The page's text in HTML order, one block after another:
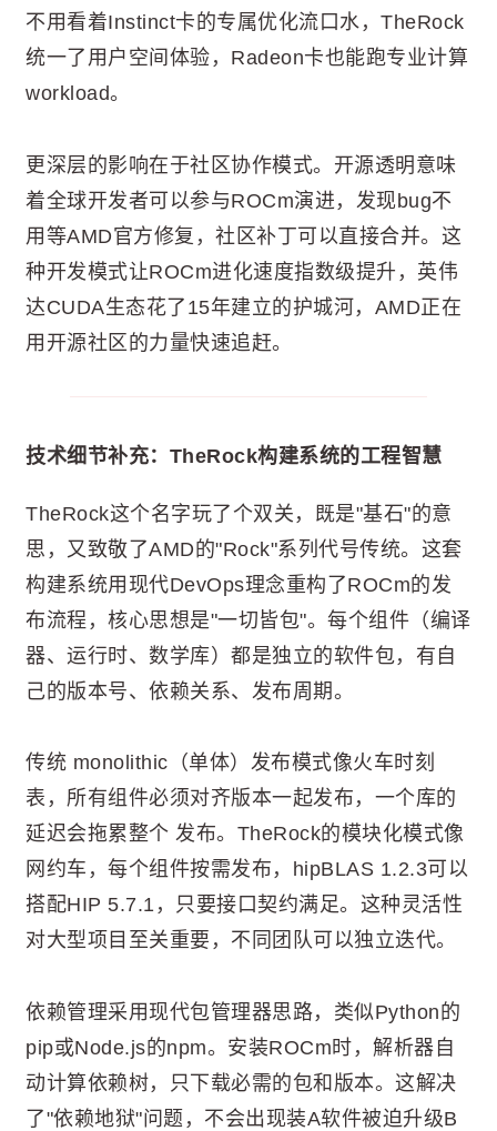
不用看着Instinct卡的专属优化流口水，TheRock
统一了用户空间体验，Radeon卡也能跑专业计算
workload。
更深层的影响在于社区协作模式。开源透明意味
着全球开发者可以参与ROCm演进，发现bug不
用等AMD官方修复，社区补丁可以直接合并。这
种开发模式让ROCm进化速度指数级提升，英伟
达CUDA生态花了15年建立的护城河，AMD正在
用开源社区的力量快速追赶。
技术细节补充：TheRock构建系统的工程智慧
TheRock这个名字玩了个双关，既是"基石"的意
思，又致敬了AMD的"Rock"系列代号传统。这套
构建系统用现代DevOps理念重构了ROCm的发
布流程，核心思想是"一切皆包"。每个组件（编译
器、运行时、数学库）都是独立的软件包，有自
己的版本号、依赖关系、发布周期。
传统 monolithic（单体）发布模式像火车时刻
表，所有组件必须对齐版本一起发布，一个库的
延迟会拖累整个 发布。TheRock的模块化模式像
网约车，每个组件按需发布，hipBLAS 1.2.3可以
搭配HIP 5.7.1，只要接口契约满足。这种灵活性
对大型项目至关重要，不同团队可以独立迭代。
依赖管理采用现代包管理器思路，类似Python的
pip或Node.js的npm。安装ROCm时，解析器自
动计算依赖树，只下载必需的包和版本。这解决
了"依赖地狱"问题，不会出现装A软件被迫升级B